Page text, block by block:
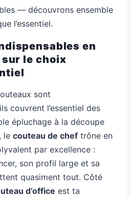
— découvrons ensemble
l’essentiel.
en
le choix
sont
couvrent l’essentiel des
épluchage à la découpe
le couteau de chef trône en
par excellence :
son profil large et sa
quasiment tout. Côté
d’office est ta